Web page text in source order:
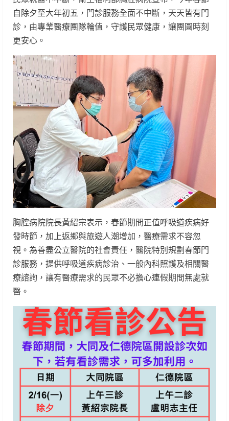
自除夕至大年初五，門診服務全面不中斷，天天皆有門
診，由專業醫療團隊輪值，守護民眾健康，讓團圓時刻
更安心。
胸腔病院院長黃紹宗表示，春節期間正值呼吸道疾病好
發時節，加上返鄉與旅遊人潮增加，醫療需求不容忽
視。為善盡公立醫院的社會責任，醫院特別規劃春節門
診服務，提供呼吸道疾病診治、一般內科照護及相關醫
療諮詢，讓有醫療需求的民眾不必擔心連假期間無處就
醫。